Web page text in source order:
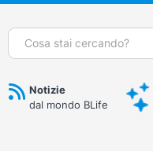
Cerca:
Notizie
dal mondo BLife